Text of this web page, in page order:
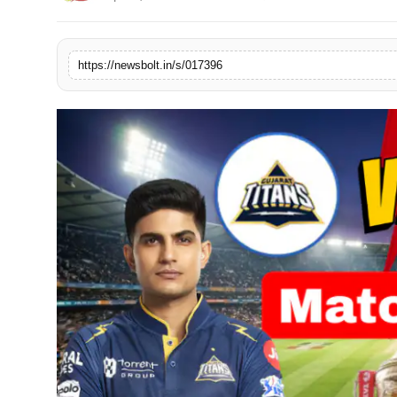
https://newsbolt.in/s/017396